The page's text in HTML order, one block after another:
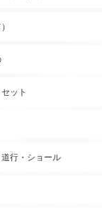
ット
行・ショール